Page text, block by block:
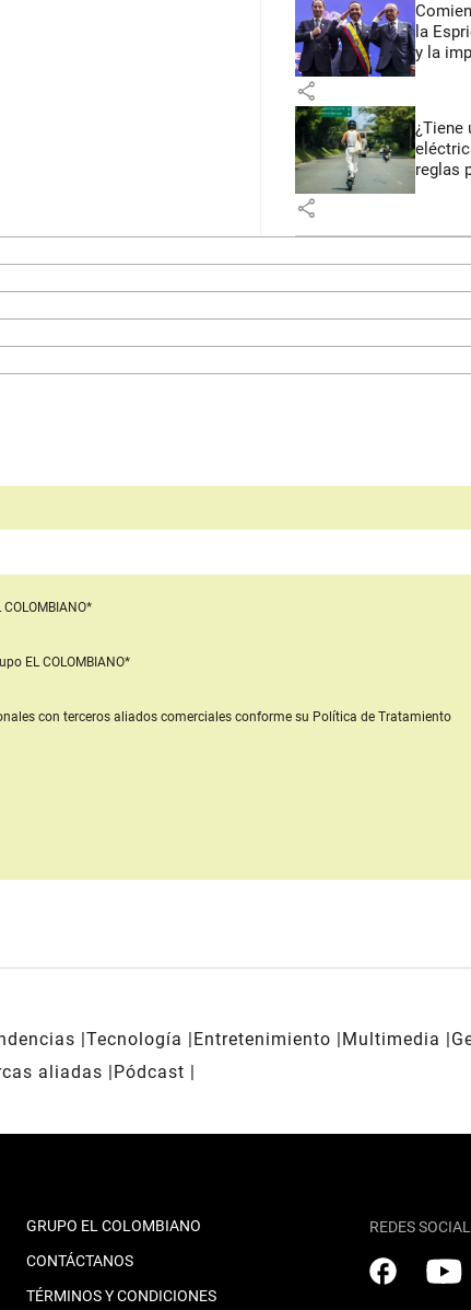
la
y la
share
¿Tiene
reglas
share
COLOMBIANO*
EL COLOMBIANO*
con terceros aliados comercialesconforme su Política de Tratamiento
Tecnología Entretenimiento Multimedia
aliadas
Pódcast
GRUPO EL COLOMBIANO
CONTÁCTANOS
TÉRMINOS Y CONDICIONES
REDES